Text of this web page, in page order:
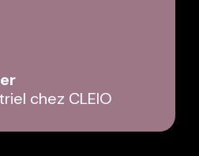
chez CLEIO